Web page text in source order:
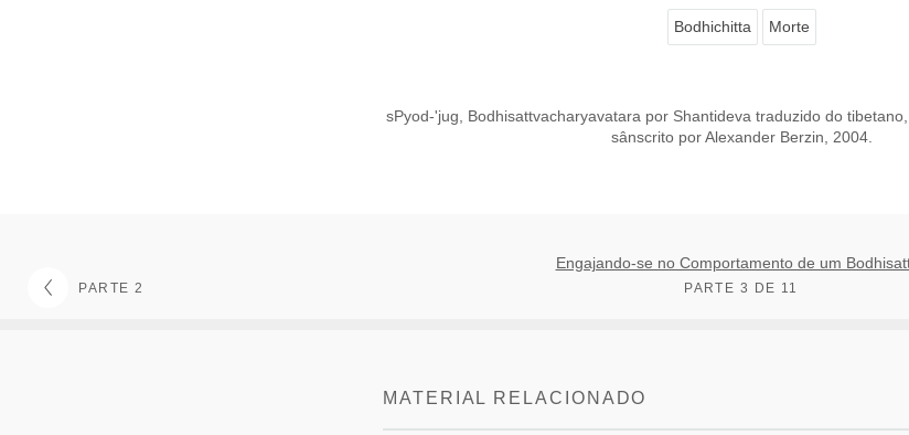
Bodhichitta Morte
sPyod-'jug, Bodhisattvacharyavatara por Shantideva traduzido do
sânscrito por Alexander Berzin, 2004.
PARTE 2
Engajando-se no Comportamento de um
PARTE 3 DE 11
MATERIAL RELACIONADO